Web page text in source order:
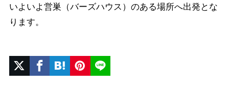
いよいよ営巣（バーズハウス）のある場所へ出発とな
ります。